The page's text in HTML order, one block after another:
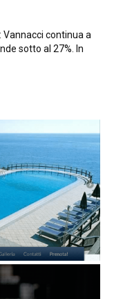
Vannacci continua a
sotto al 27%. In